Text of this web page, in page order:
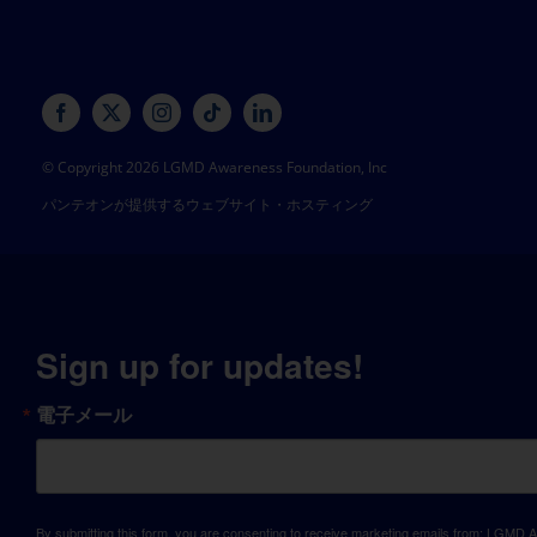
© Copyright 2026 LGMD Awareness Foundation, Inc
パンテオンが提供するウェブサイト・ホスティング
Sign up for updates!
電子メール
By submitting this form, you are consenting to receive marketing emails from: LGMD